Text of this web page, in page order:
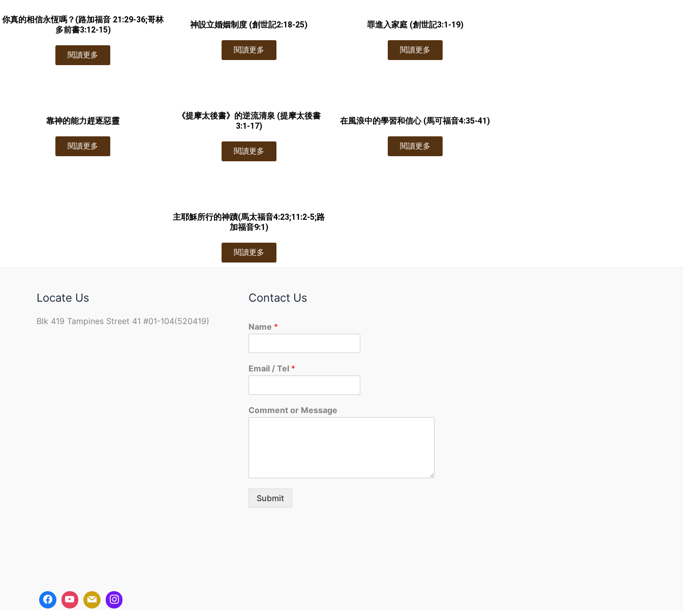
你真的相信永恆嗎？(路加福音 21:29-36;哥林
多前書3:12-15)
閱讀更多
神設立婚姻制度 (創世記2:18-25)
閱讀更多
罪進入家庭 (創世記3:1-19)
閱讀更多
靠神的能力趕逐惡靈
閱讀更多
《提摩太後書》的逆流清泉 (提摩太後書
3:1-17)
閱讀更多
在風浪中的學習和信心 (馬可福音4:35-41)
閱讀更多
主耶穌所行的神蹟(馬太福音4:23;11:2-5;路
加福音9:1)
閱讀更多
Locate Us
Blk 419 Tampines Street 41 #01-104(520419)
Contact Us
Name *
Email / Tel *
Comment or Message
Submit